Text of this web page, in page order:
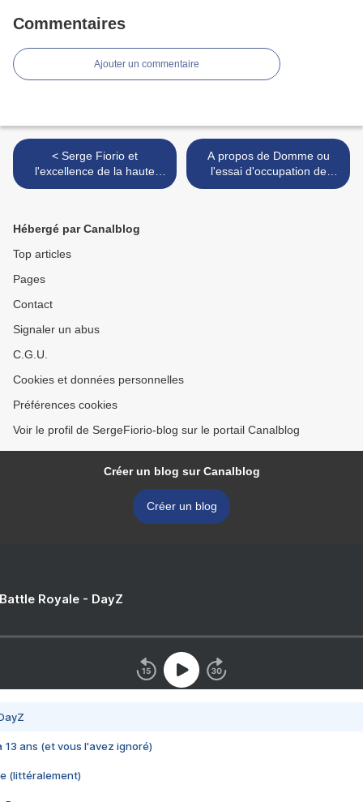
Commentaires
Ajouter un commentaire
< Serge Fiorio et
l'excellence de la haute
couture italienne par
A propos de Domme ou
l'essai d'occupation de
François Augiéras. >
Hébergé par Canalblog
Top articles
Pages
Contact
Signaler un abus
C.G.U.
Cookies et données personnelles
Préférences cookies
Voir le profil de SergeFiorio-blog sur le portail Canalblog
Créer un blog sur Canalblog
Créer un blog
Royale - DayZ
13 ans (et vous l'avez ignoré)
(littéralement)